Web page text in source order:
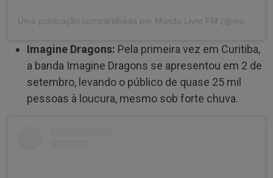
Imagine Dragons: Pela primeira vez em Curitiba,
a banda Imagine Dragons se apresentou em 2 de
setembro, levando o público de quase 25 mil
pessoas à loucura, mesmo sob forte chuva.